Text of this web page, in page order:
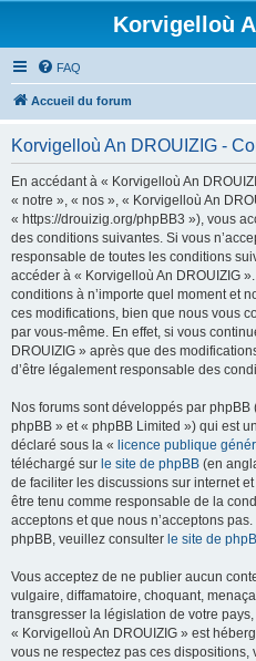
Korvigelloù
FAQ
Accueil du forum
Korvigelloù An DROUIZIG -
En accédant à « Korvigelloù An
« notre », « nos », « Korvigelloù An
« https://drouizig.org/phpBB3 »), vous
des conditions suivantes. Si vous
responsable de toutes les conditions
accéder à « Korvigelloù An DROUIZIG
conditions à n’importe quel moment et
ces modifications, bien que nous vous
par vous-même. En effet, si vous
DROUIZIG » après que des
d’être légalement responsable des
Nos forums sont développés par
phpBB » et « phpBB Limited ») qui est
déclaré sous la « licence publique
téléchargé sur le site de phpBB (en
de faciliter les discussions sur internet
être tenu comme responsable de la
acceptons et que nous n’acceptons
phpBB, veuillez consulter le site de
Vous acceptez de ne publier aucun
vulgaire, diffamatoire, choquant,
transgresser la législation de votre
« Korvigelloù An DROUIZIG » est
vous ne respectez pas ces dispositions,